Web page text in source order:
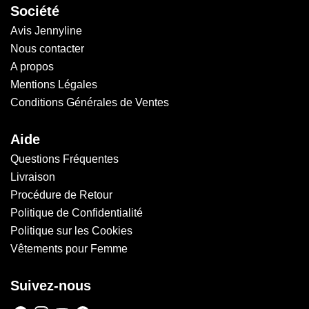
Société
Avis Jennyline
Nous contacter
A propos
Mentions Légales
Conditions Générales de Ventes
Aide
Questions Fréquentes
Livraison
Procédure de Retour
Politique de Confidentialité
Politique sur les Cookies
Vêtements pour Femme
Suivez-nous